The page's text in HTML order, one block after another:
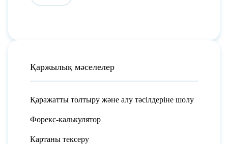
Қаржылық мәселелер
Қаражатты толтыру және алу тәсілдеріне шолу
Форекс-калькулятор
Картаны тексеру